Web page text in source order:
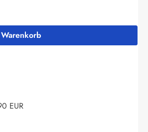
gewünschten Wert ein
EUR